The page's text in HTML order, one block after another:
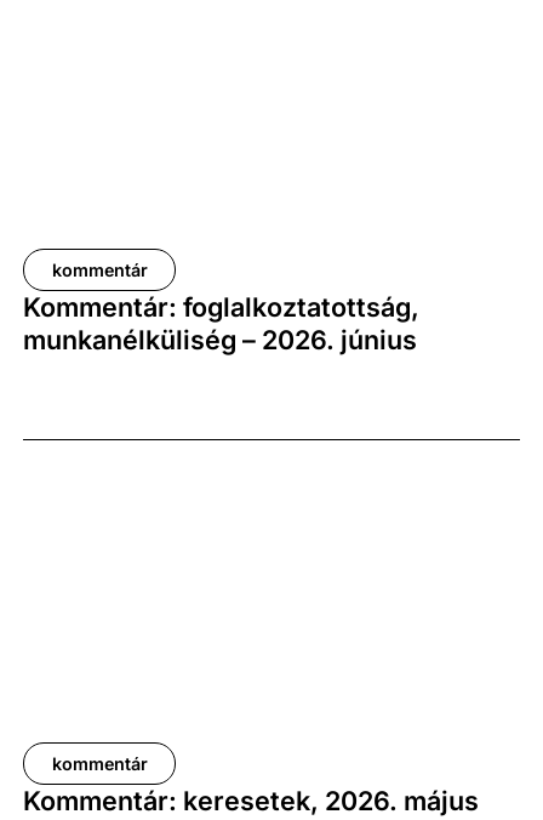
kommentár
Kommentár: foglalkoztatottság,
munkanélküliség – 2026. június
kommentár
Kommentár: keresetek, 2026. május